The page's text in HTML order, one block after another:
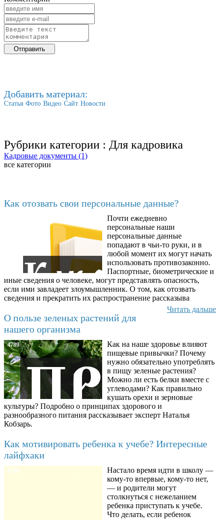
Добавить материал:
Статья Фото Видео Сайт Новости
Рубрики категории : Для кадровика
Кадровые документы (1)
все категории
Как отозвать свои персональные данные?
Почти ежедневно
персональные наши
персональные данные
попадают в чьи-то руки, и в
любой момент их могут начать
использовать противозаконно.
Паспортные, биометрические и
иные сведения о человеке, могут представлять опасность,
если ими завладеет злоумышленник. О том, как отозвать
сведения и прекратить их распространение рассказыва
Читать дальше
О пользе зеленых растений для
нашего организма
4789
Как на наше здоровье влияют
пищевые привычки? Почему
нужно обязательно употреблять
в пищу зеленые растения?
Можно ли есть белки вместе с
углеводами? Как правильно
кушать орехи и зерновые
культуры? Подробно о принципах здорового и
разнообразного питания рассказывает эксперт Наталья
Кобзарь.
Как мотивировать ребенка к учебе? Интересные
лайфхаки
8780
Настало время идти в школу —
кому-то впервые, кому-то нет,
— и родители могут
столкнуться с нежеланием
ребенка приступать к учебе.
Что делать, если ребенок